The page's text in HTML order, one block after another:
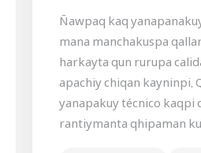
Ñawpaq kaq
mana manchakuspa
harkayta qun rurupa
apachiy chiqan kayninpi,
yanapakuy técnico kaqpi
rantiymanta qhipaman